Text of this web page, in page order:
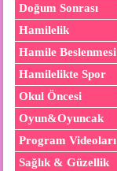
Doğum Sonrası
Hamilelik
Hamile Beslenmesi
Hamilelikte Spor
Okul Öncesi
Oyun&Oyuncak
Program Videoları
Sağlık & Güzellik